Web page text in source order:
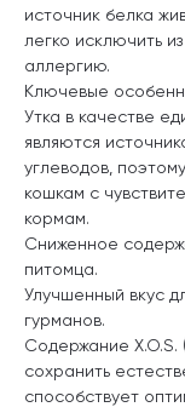
источник белка
легко исключить
аллергию.
Ключевые
Утка в качестве
являются
углеводов,
кошкам с
кормам.
Сниженное
питомца.
Улучшенный вкус
гурманов.
Содержание
сохранить
способствует